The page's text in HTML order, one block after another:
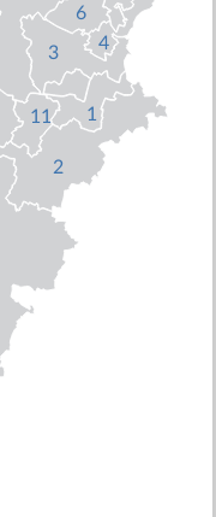
1
2
3 4
6
11